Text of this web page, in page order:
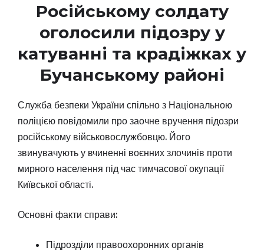
Російському солдату
оголосили підозру у
катуванні та крадіжках у
Бучанському районі
Служба безпеки України спільно з Національною
поліцією повідомили про заочне вручення підозри
російському військовослужбовцю. Його
звинувачують у вчиненні воєнних злочинів проти
мирного населення під час тимчасової окупації
Київської області.
Основні факти справи:
Підрозділи правоохоронних органів